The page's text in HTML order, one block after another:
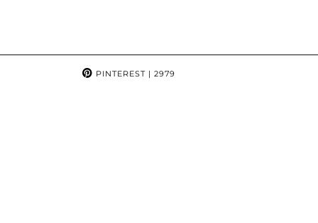
PINTEREST| 2979